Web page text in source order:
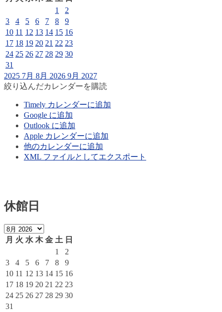
1
2
3
4 5 6 7 8
9
10 11 12 13 14 15 16
17 18 19 20 21 22 23
24 25 26 27 28 29 30
31
2025 7月 8月 2026 9月 2027
絞り込んだカレンダーを購読
Timely カレンダーに追加
Google に追加
Outlook に追加
Apple カレンダーに追加
他のカレンダーに追加
XML ファイルとしてエクスポート
休館日
月 火 水 木 金 土 日
1
2
3
4 5 6 7 8
9
10 11 12 13 14 15 16
17 18 19 20 21 22 23
24 25 26 27 28 29 30
31